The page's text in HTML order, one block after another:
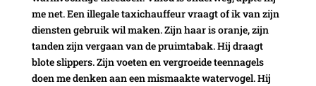
me net. Een illegale taxichauffeur vraagt of ik van zijn
diensten gebruik wil maken. Zijn haar is oranje, zijn
tanden zijn vergaan van de pruimtabak. Hij draagt
blote slippers. Zijn voeten en vergroeide teennagels
doen me denken aan een mismaakte watervogel. Hij